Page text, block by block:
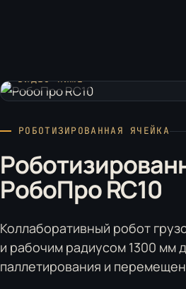
ВИДЕО НИЖЕ
РОБОТИЗИРОВАННАЯ ЯЧЕЙКА
РобоПро RC10
Коллаборативный робот
и рабочим радиусом 1300 мм
паллетирования и